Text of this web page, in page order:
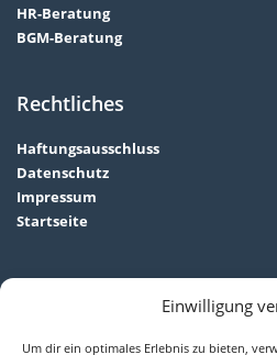
Einwilligung
Um dir ein optimales Erlebnis zu bieten,
HR-Beratung
BGM-Beratung
Rechtliches
Haftungsausschluss
Datenschutz
Impressum
Startseite
Unternehmensberatung